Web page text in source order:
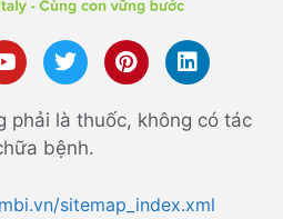
phải là thuốc, không có tác
bệnh.
sitemap_index.xml